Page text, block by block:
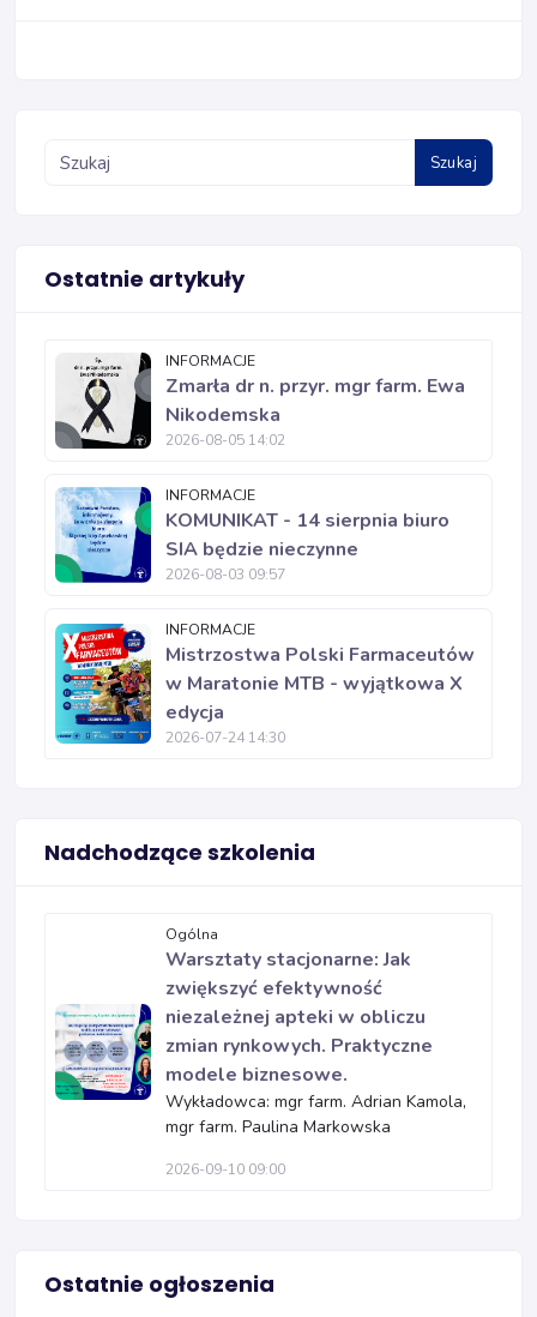
Szukaj
Ostatnie artykuły
INFORMACJE
Zmarła dr n. przyr. mgr farm. Ewa
Nikodemska
2026-08-05 14:02
INFORMACJE
KOMUNIKAT - 14 sierpnia biuro
SIA będzie nieczynne
2026-08-03 09:57
INFORMACJE
Mistrzostwa Polski Farmaceutów
w Maratonie MTB - wyjątkowa X
edycja
2026-07-24 14:30
Nadchodzące szkolenia
Ogólna
Warsztaty stacjonarne: Jak
zwiększyć efektywność
niezależnej apteki w obliczu
zmian rynkowych. Praktyczne
modele biznesowe.
Wykładowca: mgr farm. Adrian Kamola,
mgr farm. Paulina Markowska
2026-09-10 09:00
Ostatnie ogłoszenia